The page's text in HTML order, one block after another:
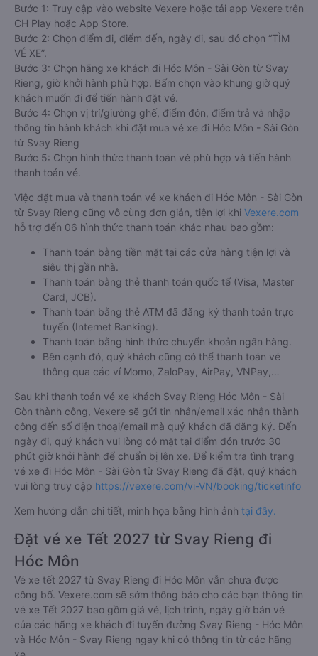
Bước 1: Truy cập vào website Vexere hoặc tải app Vexere trên
CH Play hoặc App Store.
Bước 2: Chọn điểm đi, điểm đến, ngày đi, sau đó chọn “TÌM
VÉ XE”.
Bước 3: Chọn hãng xe khách đi Hóc Môn - Sài Gòn từ Svay
Rieng, giờ khởi hành phù hợp. Bấm chọn vào khung giờ quý
khách muốn đi để tiến hành đặt vé.
Bước 4: Chọn vị trí/giường ghế, điểm đón, điểm trả và nhập
thông tin hành khách khi đặt mua vé xe đi Hóc Môn - Sài Gòn
từ Svay Rieng
Bước 5: Chọn hình thức thanh toán vé phù hợp và tiến hành
thanh toán vé.
Việc đặt mua và thanh toán vé xe khách đi Hóc Môn - Sài Gòn
từ Svay Rieng cũng vô cùng đơn giản, tiện lợi khi Vexere.com
hỗ trợ đến 06 hình thức thanh toán khác nhau bao gồm:
Thanh toán bằng tiền mặt tại các cửa hàng tiện lợi và
siêu thị gần nhà.
Thanh toán bằng thẻ thanh toán quốc tế (Visa, Master
Card, JCB).
Thanh toán bằng thẻ ATM đã đăng ký thanh toán trực
tuyến (Internet Banking).
Thanh toán bằng hình thức chuyển khoản ngân hàng.
Bên cạnh đó, quý khách cũng có thể thanh toán vé
thông qua các ví Momo, ZaloPay, AirPay, VNPay,…
Sau khi thanh toán vé xe khách Svay Rieng Hóc Môn - Sài
Gòn thành công, Vexere sẽ gửi tin nhắn/email xác nhận thành
công đến số điện thoại/email mà quý khách đã đăng ký. Đến
ngày đi, quý khách vui lòng có mặt tại điểm đón trước 30
phút giờ khởi hành để chuẩn bị lên xe. Để kiểm tra tình trạng
vé xe đi Hóc Môn - Sài Gòn từ Svay Rieng đã đặt, quý khách
vui lòng truy cập https://vexere.com/vi-VN/booking/ticketinfo
Xem hướng dẫn chi tiết, minh họa bằng hình ảnh tại đây.
Đặt vé xe Tết 2027 từ Svay Rieng đi
Hóc Môn
Vé xe tết 2027 từ Svay Rieng đi Hóc Môn vẫn chưa được
công bố. Vexere.com sẽ sớm thông báo cho các bạn thông tin
vé xe Tết 2027 bao gồm giá vé, lịch trình, ngày giờ bán vé
của các hãng xe khách đi tuyến đường Svay Rieng - Hóc Môn
và Hóc Môn - Svay Rieng ngay khi có thông tin từ các hãng